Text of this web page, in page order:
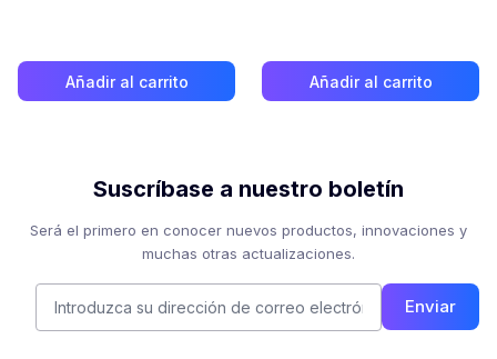
Añadir al carrito Añadir al carrito
Suscríbase a nuestro boletín
Será el primero en conocer nuevos productos, innovaciones y
muchas otras actualizaciones.
Enviar